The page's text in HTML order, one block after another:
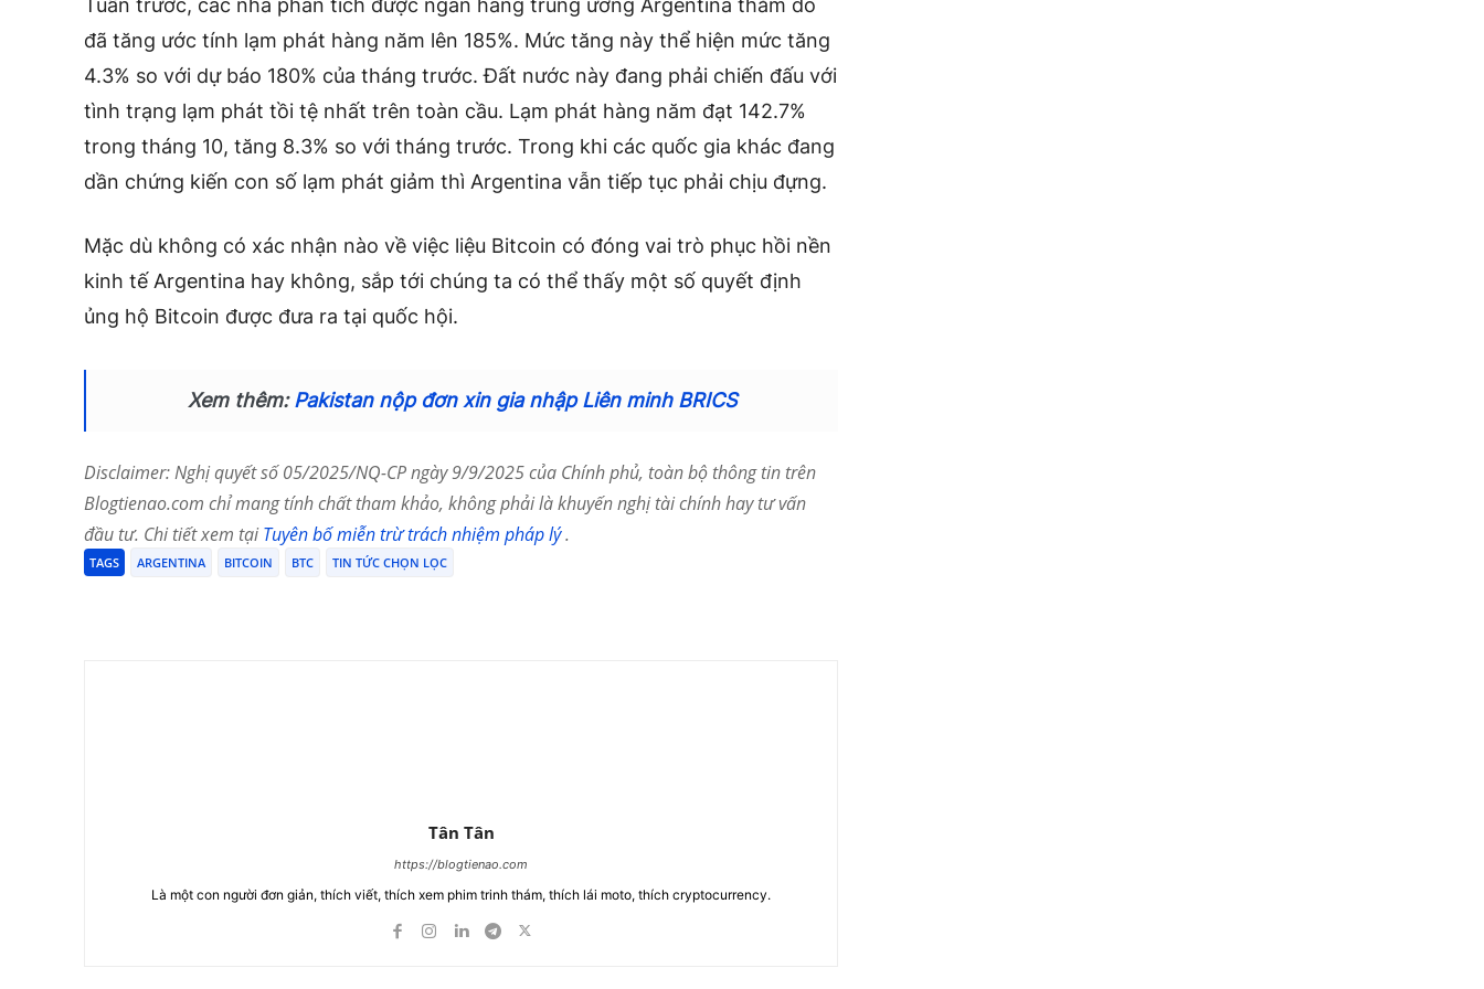
Tuần trước, các nhà phân tích được ngân hàng trung ương Argentina thăm dò
đã tăng ước tính lạm phát hàng năm lên 185%. Mức tăng này thể hiện mức tăng
4.3% so với dự báo 180% của tháng trước. Đất nước này đang phải chiến đấu với
tình trạng lạm phát tồi tệ nhất trên toàn cầu. Lạm phát hàng năm đạt 142.7%
trong tháng 10, tăng 8.3% so với tháng trước. Trong khi các quốc gia khác đang
dần chứng kiến ​​con số lạm phát giảm thì Argentina vẫn tiếp tục phải chịu đựng.
Mặc dù không có xác nhận nào về việc liệu Bitcoin có đóng vai trò phục hồi nền
kinh tế Argentina hay không, sắp tới chúng ta có thể thấy một số quyết định
ủng hộ Bitcoin được đưa ra tại quốc hội.
Xem thêm:Pakistan nộp đơn xin gia nhập Liên minh BRICS
Disclaimer: Nghị quyết số 05/2025/NQ-CP ngày 9/9/2025 của Chính phủ, toàn bộ thông tin trên
Blogtienao.com chỉ mang tính chất tham khảo, không phải là khuyến nghị tài chính hay tư vấn
đầu tư. Chi tiết xem tạiTuyên bố miễn trừ trách nhiệm pháp lý.
TAGS ARGENTINA BITCOIN BTC TIN TỨC CHỌN LỌC
Tân Tân
https://blogtienao.com
Là một con người đơn giản, thích viết, thích xem phim trinh thám, thích lái moto, thích cryptocurrency.